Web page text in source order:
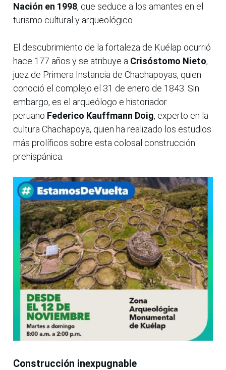
Nación en 1998, que seduce a los amantes en el
turismo cultural y arqueológico.
El descubrimiento de la fortaleza de Kuélap ocurrió
hace 177 años y se atribuye a Crisóstomo Nieto,
juez de Primera Instancia de Chachapoyas, quien
conoció el complejo el 31 de enero de 1843. Sin
embargo, es el arqueólogo e historiador
peruano Federico Kauffmann Doig, experto en la
cultura Chachapoya, quien ha realizado los estudios
más prolíficos sobre esta colosal construcción
prehispánica.
Construcción inexpugnable